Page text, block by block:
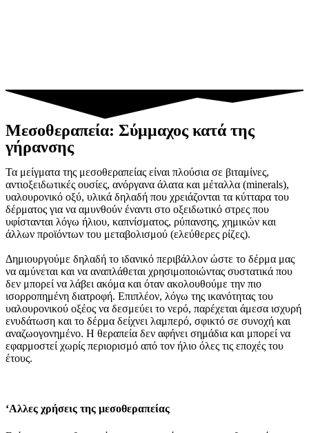
Μεσοθεραπεία: Σύμμαχος κατά της
γήρανσης
Τα μείγματα της μεσοθεραπείας είναι πλούσια σε βιταμίνες,
αντιοξειδωτικές ουσίες, ανόργανα άλατα και μέταλλα (minerals),
υαλουρονικό οξύ, υλικά δηλαδή που χρειάζονται τα κύτταρα του
δέρματος για να αμυνθούν έναντι στο οξειδωτικό στρες που
υφίστανται λόγω ήλιου, καπνίσματος, ρύπανσης, χημικών και
άλλων προϊόντων του μεταβολισμού (ελεύθερες ρίζες).
Δημιουργούμε δηλαδή το ιδανικό περιβάλλον ώστε το δέρμα μας
να αμύνεται και να αναπλάθεται χρησιμοποιώντας συστατικά που
δεν μπορεί να λάβει ακόμα και όταν ακολουθούμε την πιο
ισορροπημένη διατροφή. Επιπλέον, λόγω της ικανότητας του
υαλουρονικού οξέος να δεσμεύει το νερό, παρέχεται άμεσα ισχυρή
ενυδάτωση και το δέρμα δείχνει λαμπερό, σφικτό σε συνοχή και
αναζωογονημένο. Η θεραπεία δεν αφήνει σημάδια και μπορεί να
εφαρμοστεί χωρίς περιορισμό από τον ήλιο όλες τις εποχές του
έτους.
‘Αλλες χρήσεις της μεσοθεραπείας